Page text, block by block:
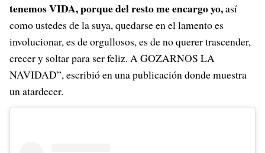
tenemos VIDA, porque del resto me encargo yo,así
como ustedes de la suya, quedarse en el lamento es
involucionar, es de orgullosos, es de no querer trascender,
crecer y soltar para ser feliz. A GOZARNOS LA
NAVIDAD”, escribió en una publicación donde muestra
un atardecer.